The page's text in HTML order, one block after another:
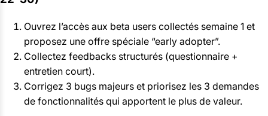
Ouvrez l’accès aux beta users collectés semaine 1 et
proposez une offre spéciale “early adopter”.
Collectez feedbacks structurés (questionnaire +
entretien court).
Corrigez 3 bugs majeurs et priorisez les 3 demandes
de fonctionnalités qui apportent le plus de valeur.